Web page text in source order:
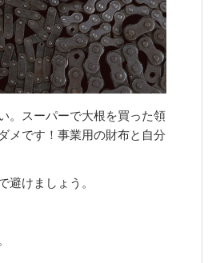
。スーパーで大根を買った領
メです！事業用の財布と自分
避けましょう。